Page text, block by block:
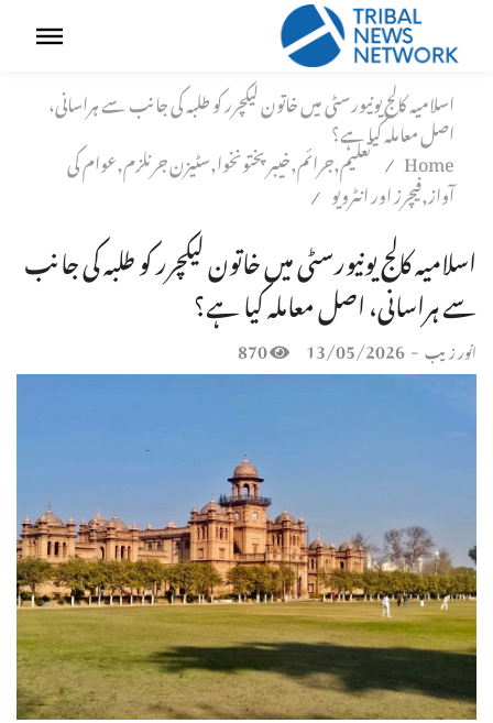
اسلامیہ کالج یونیورسٹی میں خاتون لیکچرر کو طلبہ کی جانب سے ہراسانی،
اصل معاملہ کیا ہے؟
Home
/ تعلیم,جرائم,خیبر پختونخوا,سٹیزن جرنلزم,عوام کی
آواز,فیچرز اور انٹرویو /
اسلامیہ کالج یونیورسٹی میں خاتون لیکچرر کو طلبہ کی جانب
سے ہراسانی، اصل معاملہ کیا ہے؟
انور زیب -
13/05/2026